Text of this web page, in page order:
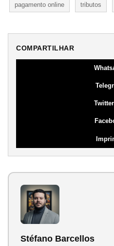
pagamento online tributos
COMPARTILHAR
Stéfano Barcellos